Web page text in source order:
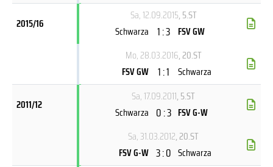
2015/16
Sa, 12.09.2015, 5.ST
Schwarza 1 : 3 FSV GW
Mo, 28.03.2016, 20.ST
FSV GW 1 : 1 Schwarza
2011/12
Sa, 17.09.2011, 5.ST
Schwarza 0 : 3 FSV G-W
Sa, 31.03.2012, 20.ST
FSV G-W 3 : 0 Schwarza